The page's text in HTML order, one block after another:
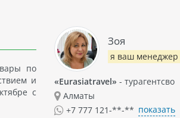
по
и
с
Зоя
я ваш менеджер
«Eurasiatravel» - турагентсво
Алматы
+7 777 121-**-** показать